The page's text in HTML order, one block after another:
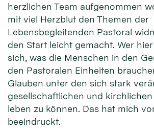
herzlichen Team aufgenommen
mit viel Herzblut den Themen der
Lebensbegleitenden Pastoral
den Start leicht gemacht. Wer
sich, was die Menschen in den
den Pastoralen Einheiten
Glauben unter den sich stark
gesellschaftlichen und
leben zu können. Das hat mich
beeindruckt.